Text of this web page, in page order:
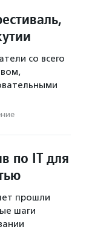
со всего
по IT для
прошли
шаги